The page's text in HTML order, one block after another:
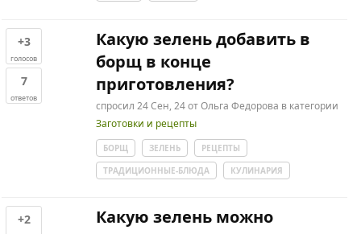
+3
голосов
7
ответов
Какую зелень добавить в
борщ в конце
приготовления?
спросил 24 Сен, 24 отОльга Федорова в категории
Заготовки и рецепты
БОРЩ ЗЕЛЕНЬ
РЕЦЕПТЫ
ТРАДИЦИОННЫЕ-БЛЮДА
КУЛИНАРИЯ
+2
Какую зелень можно